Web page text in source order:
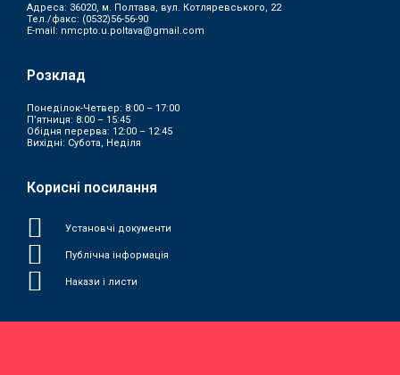
Адреса: 36020, м. Полтава, вул. Котляревського, 22
Тел./факс: (0532)56-56-90
E-mail: nmcpto.u.poltava@gmail.com
Розклад
Понеділок-Четвер: 8:00 – 17:00
П’ятниця: 8:00 – 15:45
Обідня перерва: 12:00 – 12:45
Вихідні: Субота, Неділя
Корисні посилання
Установчі документи
Публічна інформація
Накази і листи